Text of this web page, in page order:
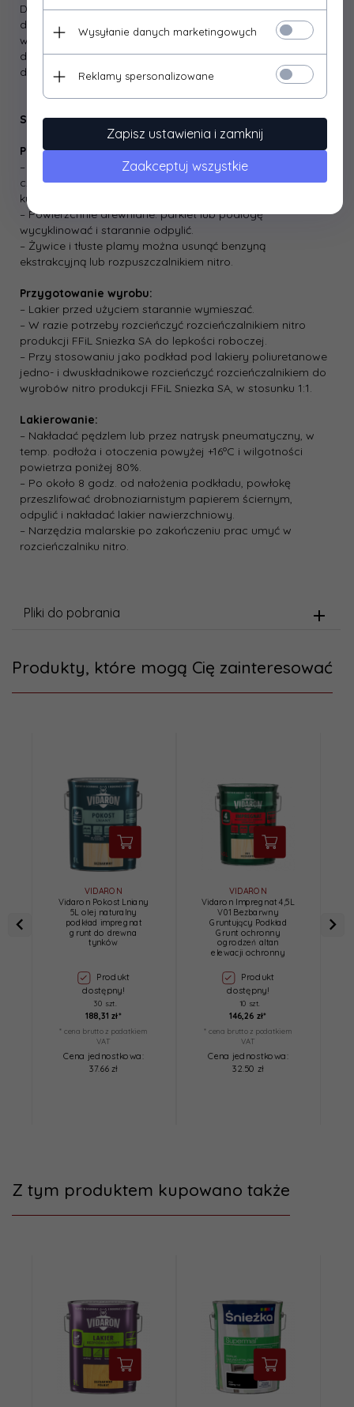
Do profesjonalnego gruntowania galanterii wykonanej z
drewna i materiałów drewnopochodnych użytkowanych
wewnątrz pomieszczeń. Może być używany w instalacjach
do przemysłowego powlekania powierzchni drewnianych i
drewnopochodnych.
Sposób stosowania
Przygotowanie podłoża:
– Podłoże przeznaczone do lakierowania powinno być
czyste, suche, bez tłustych i żywicznych plam, wolne od
kurzu.
– Powierzchnie drewniane: parkiet lub podłogę
wycyklinować i starannie odpylić.
– Żywice i tłuste plamy można usunąć benzyną
ekstrakcyjną lub rozpuszczalnikiem nitro.
Przygotowanie wyrobu:
– Lakier przed użyciem starannie wymieszać.
– W razie potrzeby rozcieńczyć rozcieńczalnikiem nitro
produkcji FFiL Sniezka SA do lepkości roboczej.
– Przy stosowaniu jako podkład pod lakiery poliuretanowe
jedno- i dwuskładnikowe rozcieńczyć rozcieńczalnikiem do
wyrobów nitro produkcji FFiL Sniezka SA, w stosunku 1:1.
Lakierowanie:
– Nakładać pędzlem lub przez natrysk pneumatyczny, w
temp. podłoża i otoczenia powyżej +16ºC i wilgotności
powietrza poniżej 80%.
– Po około 8 godz. od nałożenia podkładu, powłokę
przeszlifować drobnoziarnistym papierem ściernym,
odpylić i nakładać lakier nawierzchniowy.
– Narzędzia malarskie po zakończeniu prac umyć w
rozcieńczalniku nitro.
Pliki do pobrania
Produkty, które mogą Cię zainteresować
VIDARON
Vidaron Pokost Lniany
5L olej naturalny
podkład impregnat
grunt do drewna
tynków
Produkt
dostępny!
30 szt.
188,31 zł*
* cena brutto z podatkiem
VAT
Cena jednostkowa:
37.66 zł
VIDARON
Vidaron Impregnat 4,5L
V01 Bezbarwny
Gruntujący Podkład
Grunt ochronny
ogrodzeń altan
elewacji ochronny
Produkt
dostępny!
10 szt.
146,26 zł*
* cena brutto z podatkiem
VAT
Cena jednostkowa:
32.50 zł
Z tym produktem kupowano także
Wysyłanie danych marketingowych
Reklamy spersonalizowane
Zapisz ustawienia i zamknij
Zaakceptuj wszystkie